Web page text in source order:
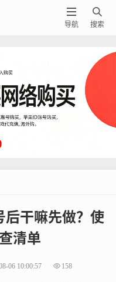

搜索

导航
后干嘛先做？使
清单
06 10:00:57 158